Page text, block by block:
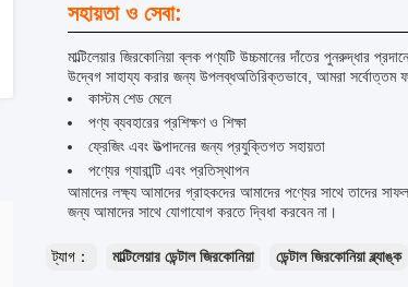
সহায়তা ও সেবা:
মাল্টিলেয়ার জিরকোনিয়া ব্লক পণ্যটি উচ্চমানের দাঁতের পুনরুদ্ধার
উদ্বেগ সাহায্য করার জন্য উপলব্ধঅতিরিক্তভাবে, আমরা সর্বোত্তম
কাস্টম শেড মেলে
পণ্য ব্যবহারের প্রশিক্ষণ ও শিক্ষা
ফ্রেজিং এবং উত্পাদনের জন্য প্রযুক্তিগত সহায়তা
পণ্যের গ্যারান্টি এবং প্রতিস্থাপন
আমাদের লক্ষ্য আমাদের গ্রাহকদের আমাদের পণ্যের সাথে তাদের
জন্য আমাদের সাথে যোগাযোগ করতে দ্বিধা করবেন না।
ট্যাগ： মাল্টিলেয়ার ডেন্টাল জিরকোনিয়া ডেন্টাল জিরকোনিয়া ব্ল্যাঙ্ক